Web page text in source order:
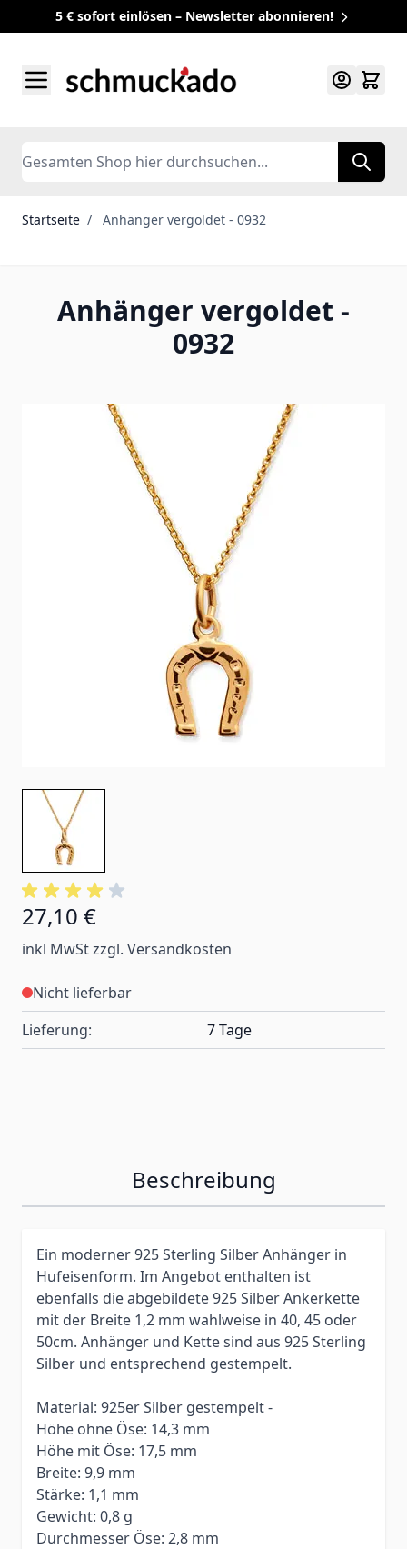
5 € sofort einlösen – Newsletter abonnieren!
Search
Startseite / Anhänger vergoldet - 0932
Anhänger vergoldet -
0932
27,10 €
inkl MwSt zzgl. Versandkosten
Nicht lieferbar
Lieferung:
7 Tage
Beschreibung
Ein moderner 925 Sterling Silber Anhänger in
Hufeisenform. Im Angebot enthalten ist
ebenfalls die abgebildete 925 Silber Ankerkette
mit der Breite 1,2 mm wahlweise in 40, 45 oder
50cm. Anhänger und Kette sind aus 925 Sterling
Silber und entsprechend gestempelt.
Material: 925er Silber gestempelt -
Höhe ohne Öse: 14,3 mm
Höhe mit Öse: 17,5 mm
Breite: 9,9 mm
Stärke: 1,1 mm
Gewicht: 0,8 g
Durchmesser Öse: 2,8 mm